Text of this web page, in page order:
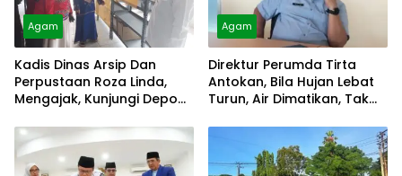
Agam
Kadis Dinas Arsip Dan
Perpustaan Roza Linda,
Mengajak, Kunjungi Depo
Agam
Direktur Perumda Tirta
Antokan, Bila Hujan Lebat
Turun, Air Dimatikan, Tak